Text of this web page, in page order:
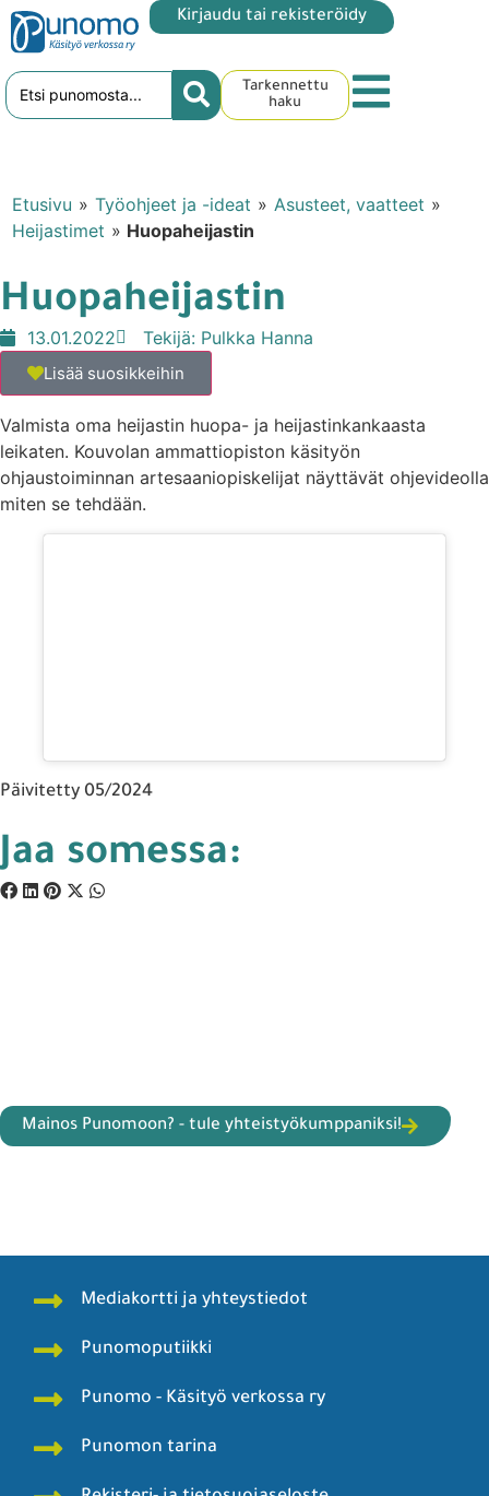
Kirjaudu tai rekisteröidy
Tarkennettu
haku
Etusivu » Työohjeet ja -ideat » Asusteet, vaatteet »
Heijastimet » Huopaheijastin
Huopaheijastin
13.01.2022 Tekijä: Pulkka Hanna
Lisää suosikkeihin
Valmista oma heijastin huopa- ja heijastinkankaasta
leikaten. Kouvolan ammattiopiston käsityön
ohjaustoiminnan artesaaniopiskelijat näyttävät ohjevideolla
miten se tehdään.
Päivitetty 05/2024
Jaa somessa:
Mainos Punomoon? - tule yhteistyökumppaniksi!
Mediakortti ja yhteystiedot
Punomoputiikki
Punomo - Käsityö verkossa ry
Punomon tarina